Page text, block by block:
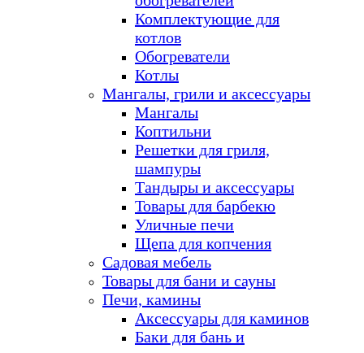
Комплектующие для
котлов
Обогреватели
Котлы
Мангалы, грили и аксессуары
Мангалы
Коптильни
Решетки для гриля,
шампуры
Тандыры и аксессуары
Товары для барбекю
Уличные печи
Щепа для копчения
Садовая мебель
Товары для бани и сауны
Печи, камины
Аксессуары для каминов
Баки для бань и